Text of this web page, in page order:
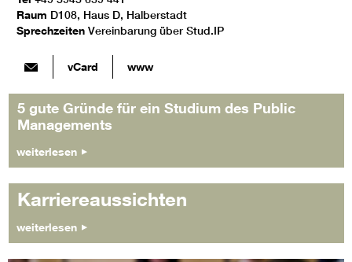
Raum D108, Haus D, Halberstadt
Sprechzeiten Vereinbarung über Stud.IP
vCard www
5 gute Gründe für ein Studium des Public
Managements
weiterlesen
Karriereaussichten
weiterlesen